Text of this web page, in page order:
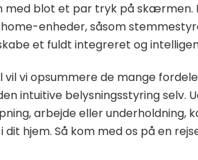
blot et par tryk på skærmen.
enheder, såsom
et fuldt integreret og
vil vi opsummere de mange
intuitive belysningsstyring selv.
arbejde eller underholdning,
hjem. Så kom med os på en